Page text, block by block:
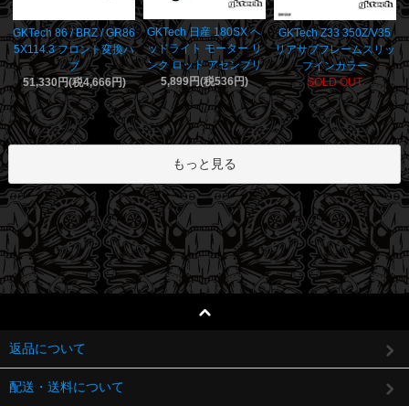
GKTech 86 / BRZ / GR86
5X114.3 フロント変換ハ
ブ
51,330円(税4,666円)
GKTech 日産 180SX ヘ
ッドライト モーター リ
ンク ロッド アセンブリ
5,899円(税536円)
GKTech Z33 350Z/V35
リアサブフレームスリッ
プインカラー
SOLD OUT
もっと見る
返品について
配送・送料について